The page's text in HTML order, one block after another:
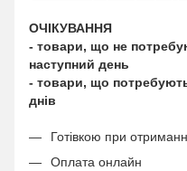
ОЧІКУВАННЯ
- товари, що не
наступний день
- товари, що
днів
Готівкою при
Оплата онлайн